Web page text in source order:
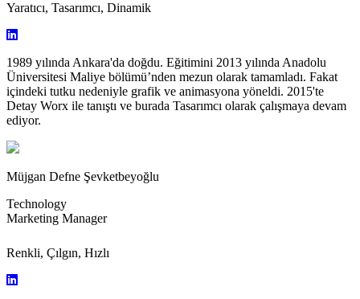
Yaratıcı, Tasarımcı, Dinamik
1989 yılında Ankara'da doğdu. Eğitimini 2013 yılında Anadolu
Üniversitesi Maliye bölümü’nden mezun olarak tamamladı. Fakat
içindeki tutku nedeniyle grafik ve animasyona yöneldi. 2015'te
Detay Worx ile tanıştı ve burada Tasarımcı olarak çalışmaya devam
ediyor.
Müjgan Defne Şevketbeyoğlu
Technology
Marketing Manager
Renkli, Çılgın, Hızlı